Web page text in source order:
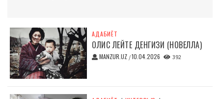
АДАБИЁТ
ОЛИС ЛЕЙТЕ ДЕНГИЗИ (НОВЕЛЛА)
MANZUR.UZ /10.04.2026 392